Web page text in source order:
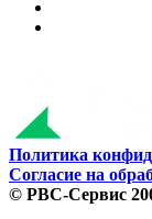
Политика
Согласие на
© РВС-Сервис